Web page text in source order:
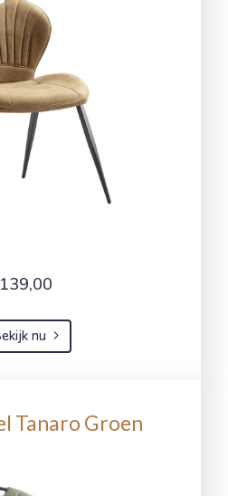
139,00
nu
Tanaro Groen